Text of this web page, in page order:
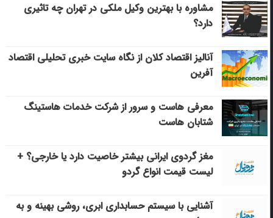
مشاوره با بهترین وکیل ملکی در تهران چه تاثیری
دارد؟
آنالیز اقتصاد کلان از نگاه سایت خبری تحلیلی اقتصاد
آفرین
معرفی هاست و سرور از شرکت خدمات هاستینگ
شتابان هاست
مغز گردوی ایرانی بیشتر خاصیت دارد یا خارجی؟ +
لیست قیمت انواع گردو
آشنایی با سیستم حسابداری ابری، روشی بهینه و به